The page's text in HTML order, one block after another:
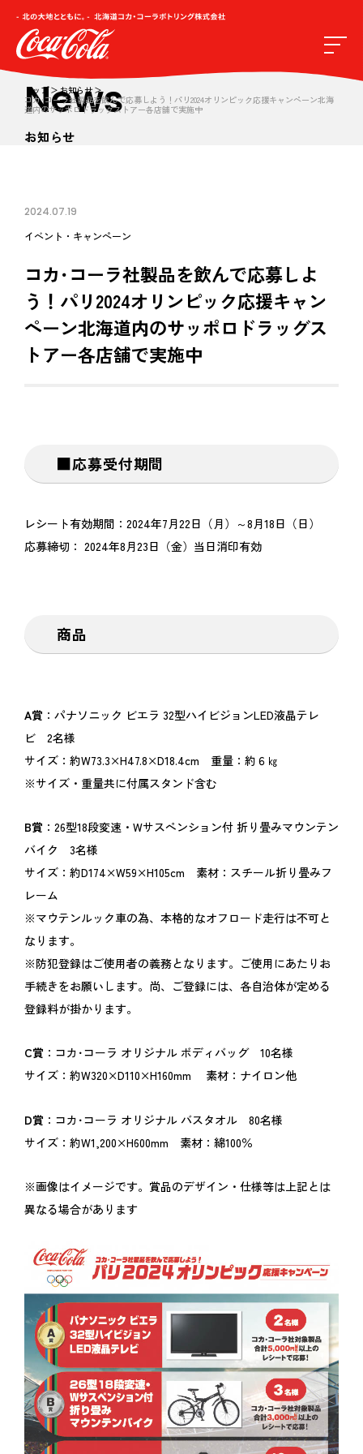
トップ
お知らせ
コカ･コーラ社製品を飲んで応募しよう！パリ2024オリンピック応援キャンペーン北海
道内のサッポロドラッグストアー各店舗で実施中
News
お知らせ
2024.07.19
イベント・キャンペーン
コカ･コーラ社製品を飲んで応募しよ
う！パリ2024オリンピック応援キャン
ペーン北海道内のサッポロドラッグス
トアー各店舗で実施中
■応募受付期間
レシート有効期間：2024年7月22日（月）～8月18日（日）
応募締切： 2024年8月23日（金）当日消印有効
商品
A賞 ：パナソニック ビエラ 32型ハイビジョンLED液晶テレ
ビ 2名様
サイズ：約W73.3×H47.8×D18.4cm 重量：約６㎏
※サイズ・重量共に付属スタンド含む
B賞 ：26型18段変速・Wサスペンション付 折り畳みマウンテン
バイク 3名様
サイズ：約D174×W59×H105cm 素材：スチール折り畳みフ
レーム
※マウテンルック車の為、本格的なオフロード走行は不可と
なります。
※防犯登録はご使用者の義務となります。ご使用にあたりお
手続きをお願いします。尚、ご登録には、各自治体が定める
登録料が掛かります。
C賞 ：コカ･コーラ オリジナル ボディバッグ 10名様
サイズ：約W320×D110×H160mm 素材：ナイロン他
D賞 ：コカ･コーラ オリジナル バスタオル 80名様
サイズ：約W1,200×H600mm 素材：綿100％
※画像はイメージです。賞品のデザイン・仕様等は上記とは
異なる場合があります